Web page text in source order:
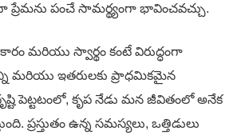
పంచే సామర్థ్యంగా భావించవచ్చు.
మరియు స్వార్థం కంటే విరుద్ధంగా
మరియు ఇతరులకు ప్రాధమికమైన
పెట్టటంలో, కృప నేడు మన జీవితంలో అనేక
ప్రస్తుతం ఉన్న సమస్యలు, ఒత్తిడులు